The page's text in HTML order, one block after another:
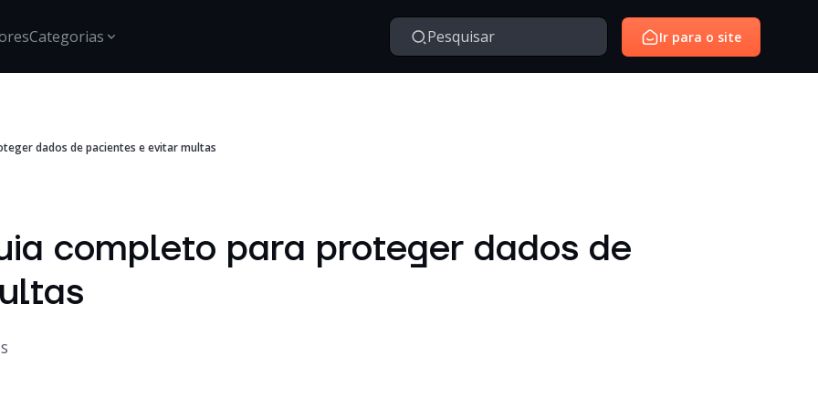
Categorias
Segurança
Estratégias para proteção de dados, gestão de acessos e
inovação e transformação digital no mercado
corporativo.
ambientes corporativos.
Certificações
Informações e treinamentos sobre certificações Google e
Ir para o site
dados de pacientes e evitar multas
completo para proteger dados de